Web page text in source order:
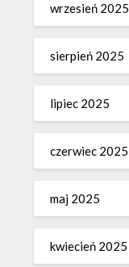
wrzesień 2025
sierpień 2025
lipiec 2025
czerwiec 2025
maj 2025
kwiecień 2025